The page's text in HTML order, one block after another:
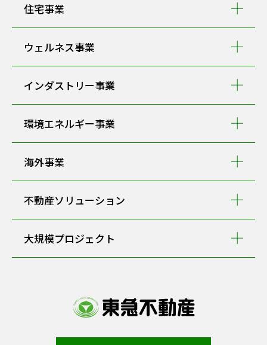
住宅事業
ウェルネス事業
インダストリー事業
環境エネルギー事業
海外事業
不動産ソリューション
大規模プロジェクト